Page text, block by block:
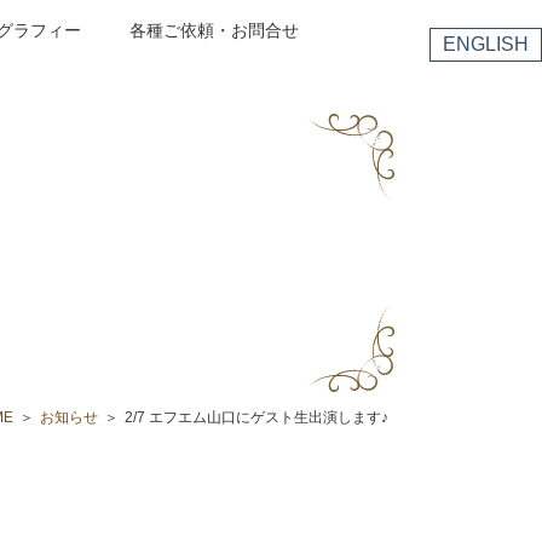
ラフィー 各種ご依頼・お問合せ
ENGLISH
お知らせ 2/7 エフエム山口にゲスト生出演します♪